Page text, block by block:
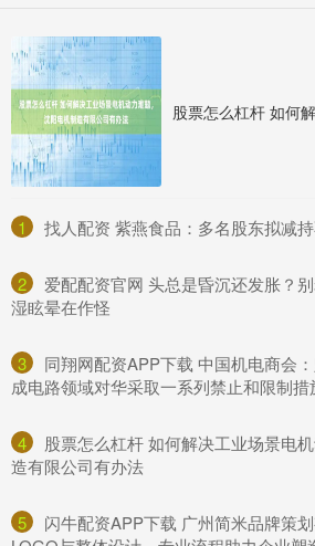
1 找人配资 紫燕食品：多名股东拟减
2
爱配配资官网 头总是昏沉还发胀？
湿眩晕在作怪
3
同翔网配资APP下载 中国机电商会
成电路领域对华采取一系列禁止和限制措
4
股票怎么杠杆 如何解决工业场景电
造有限公司有办法
5
闪牛配资APP下载 广州简米品牌策